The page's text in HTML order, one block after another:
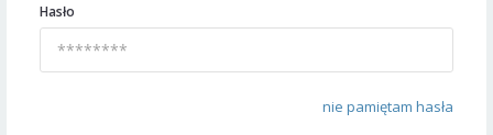
Hasło
nie pamiętam hasła